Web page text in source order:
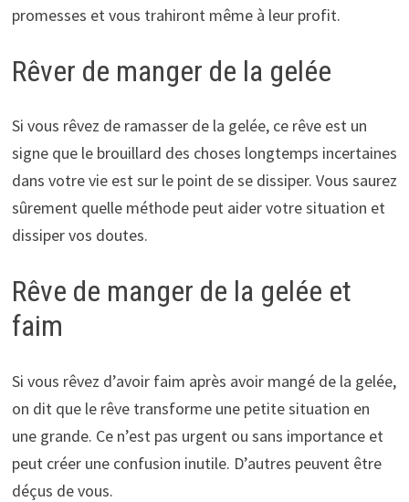
promesses et vous trahiront même à leur profit.
Rêver de manger de la gelée
Si vous rêvez de ramasser de la gelée, ce rêve est un
signe que le brouillard des choses longtemps incertaines
dans votre vie est sur le point de se dissiper. Vous saurez
sûrement quelle méthode peut aider votre situation et
dissiper vos doutes.
Rêve de manger de la gelée et
faim
Si vous rêvez d’avoir faim après avoir mangé de la gelée,
on dit que le rêve transforme une petite situation en
une grande. Ce n’est pas urgent ou sans importance et
peut créer une confusion inutile. D’autres peuvent être
déçus de vous.